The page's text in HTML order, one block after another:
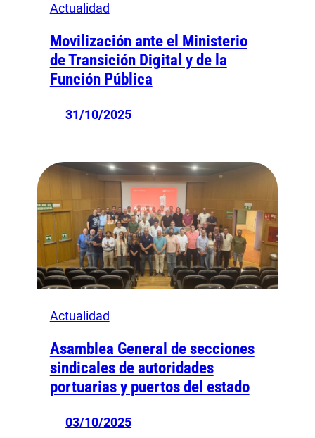
Actualidad
Movilización ante el Ministerio
de Transición Digital y de la
Función Pública
31/10/2025
Actualidad
Asamblea General de secciones
sindicales de autoridades
portuarias y puertos del estado
03/10/2025